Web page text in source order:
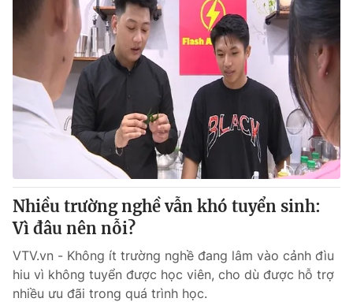
VTV Money VTV Thể thao
VTV Sức khoẻ Bất động sản
Thị trường 24h Tấm lòng Việt
VTV4 Vươn mình bằng AI
VTV9
Liên hệ tòa soạn English
Nhiều trường nghề vẫn khó tuyển sinh:
Vì đâu nên nỗi?
VTV.vn - Không ít trường nghề đang lâm vào cảnh đìu
hiu vì không tuyển được học viên, cho dù được hỗ trợ
nhiều ưu đãi trong quá trình học.